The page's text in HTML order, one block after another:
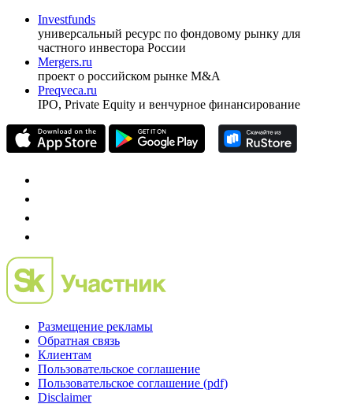
Investfunds
универсальный ресурс по фондовому рынку для
частного инвестора России
Mergers.ru
проект о российском рынке M&A
Preqveca.ru
IPO, Private Equity и венчурное финансирование
Размещение рекламы
Обратная связь
Клиентам
Пользовательское соглашение
Пользовательское соглашение (pdf)
Disclaimer